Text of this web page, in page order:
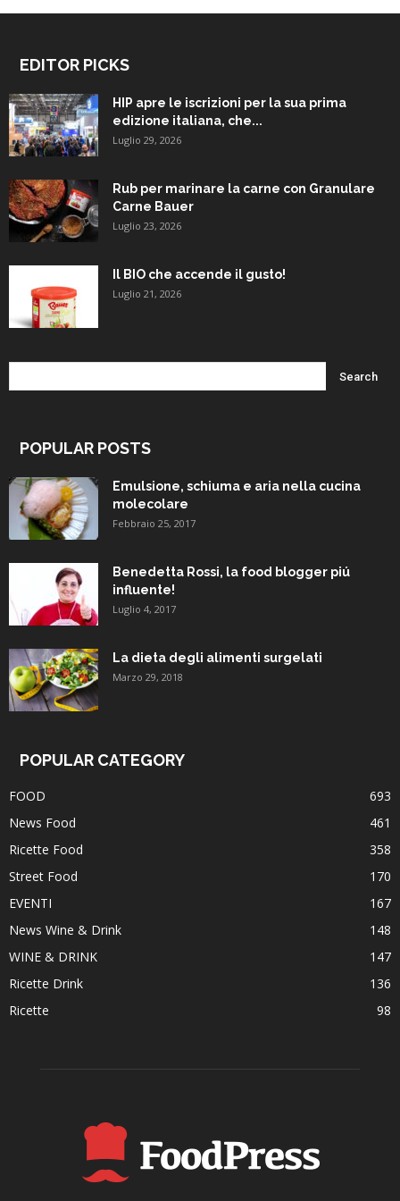
EDITOR PICKS
HIP apre le iscrizioni per la sua prima
edizione italiana, che...
Luglio 29, 2026
Rub per marinare la carne con Granulare
Carne Bauer
Luglio 23, 2026
Il BIO che accende il gusto!
Luglio 21, 2026
POPULAR POSTS
Emulsione, schiuma e aria nella cucina
molecolare
Febbraio 25, 2017
Benedetta Rossi, la food blogger piú
influente!
Luglio 4, 2017
La dieta degli alimenti surgelati
Marzo 29, 2018
POPULAR CATEGORY
FOOD
693
News Food
461
Ricette Food
358
Street Food
170
EVENTI
167
News Wine & Drink
148
WINE & DRINK
147
Ricette Drink
136
Ricette
98